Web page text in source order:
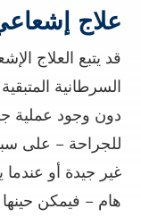
علاج
قد يتبع العلاج
السرطانية
دون وجود عملية
للجراحة – على
غير جيدة أو
هام – فيمكن